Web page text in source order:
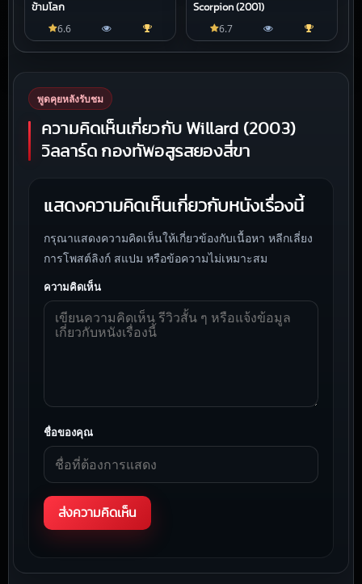
ข้ามโลก
6.6
Scorpion (2001)
6.7
พูดคุยหลังรับชม
ความคิดเห็นเกี่ยวกับ Willard (2003)
วิลลาร์ด กองทัพอสูรสยองสี่ขา
แสดงความคิดเห็นเกี่ยวกับหนังเรื่องนี้
กรุณาแสดงความคิดเห็นให้เกี่ยวข้องกับเนื้อหา หลีกเลี่ยง
การโพสต์ลิงก์ สแปม หรือข้อความไม่เหมาะสม
ความคิดเห็น
ชื่อของคุณ